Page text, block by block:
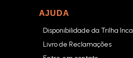
AJUDA
Disponibilidade da Trilha Inca
Livro de Reclamações